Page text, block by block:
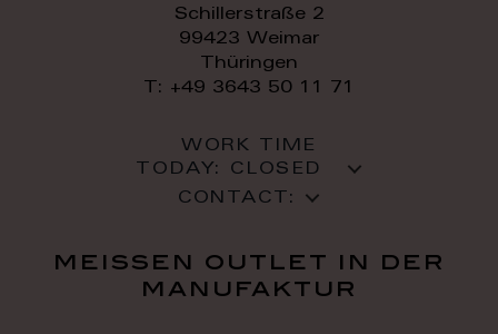
Schillerstraße 2
99423 Weimar
Thüringen
T: +49 3643 50 11 71
WORK TIME
TODAY: CLOSED
CONTACT:
meissen outlet in der
manufaktur